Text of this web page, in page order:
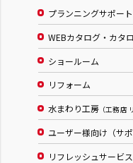
プランニングサポート
WEBカタログ・カタ
ショールーム
リフォーム
水まわり工房 （工務店
ユーザー様向け（サ
リフレッシュサービス